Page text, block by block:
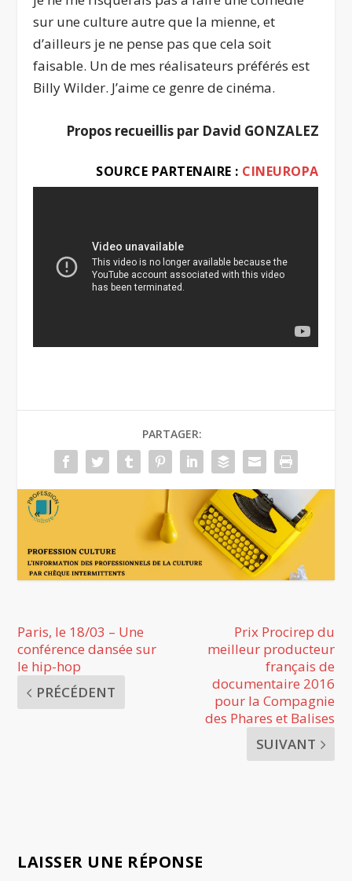
sur une culture autre que la mienne, et
d’ailleurs je ne pense pas que cela soit
faisable. Un de mes réalisateurs préférés est
Billy Wilder. J’aime ce genre de cinéma.
Propos recueillis par David GONZALEZ
SOURCE PARTENAIRE : CINEUROPA
PARTAGER:
Paris, le 18/03 – Une
conférence dansée sur
le hip-hop
PRÉCÉDENT
Prix Procirep du
meilleur producteur
français de
documentaire 2016
pour la Compagnie
des Phares et Balises
SUIVANT
LAISSER UNE RÉPONSE